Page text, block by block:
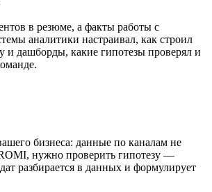
в резюме, а факты работы с
аналитики настраивал, как строил
и дашборды, какие гипотезы проверял и
бизнеса: данные по каналам не
нужно проверить гипотезу —
разбирается в данных и формулирует